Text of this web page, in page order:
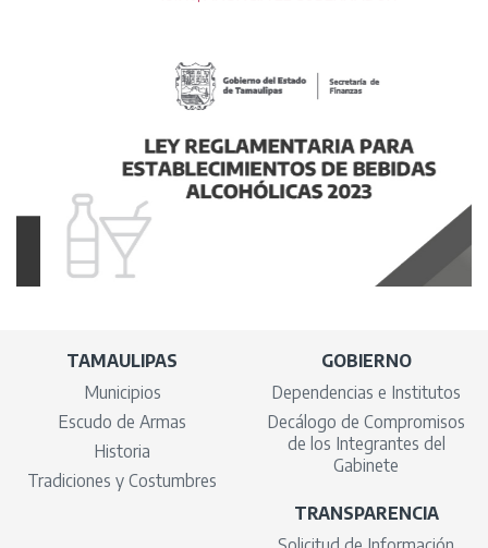
TAMAULIPAS
Municipios
Escudo de Armas
Historia
Tradiciones y Costumbres
GOBIERNO
Dependencias e Institutos
Decálogo de Compromisos
de los Integrantes del
Gabinete
TRANSPARENCIA